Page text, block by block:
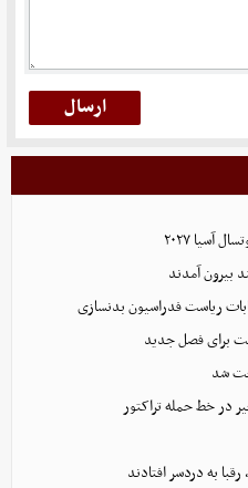
۲۰۲۷
ریاست فدراسیون بدنسازی
شد
در خط حمله تراکتور
به دردسر افتادند